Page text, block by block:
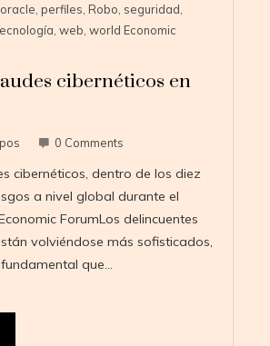
oracle perfiles Robo seguridad
web world Economic
cibernéticos en
0 Comments
cibernéticos, dentro de los diez
a nivel global durante el
ForumLos delincuentes
volviéndose más sofisticados,
que…